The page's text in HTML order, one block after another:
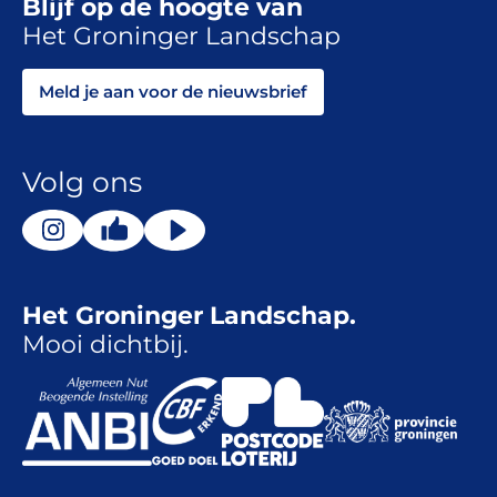
Het Groninger Landschap.
Mooi dichtbij.
Blijf op de hoogte van
Het Groninger Landschap
Meld je aan voor de nieuwsbrief
Volg ons